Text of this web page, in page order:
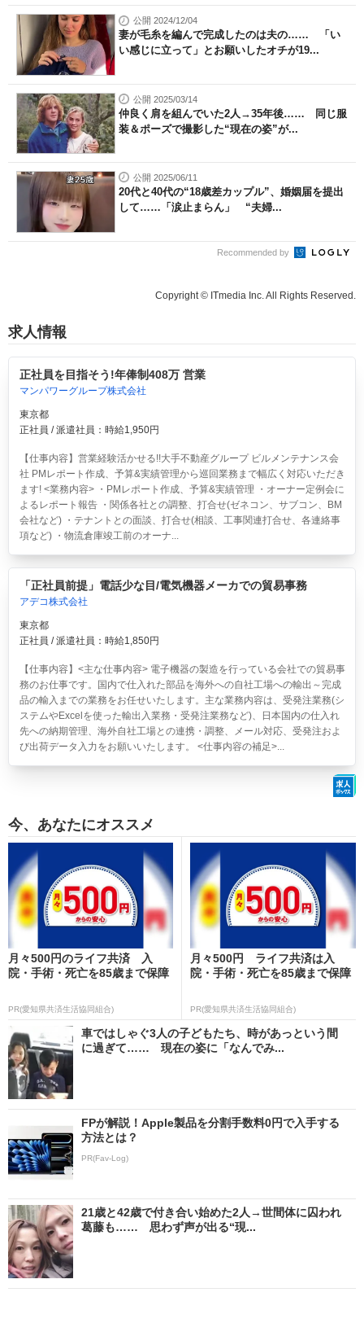
公開 2024/12/04
妻が毛糸を編んで完成したのは夫の…… 「い
い感じに立って」とお願いしたオチが19...
公開 2025/03/14
仲良く肩を組んでいた2人→35年後…… 同じ服
装＆ポーズで撮影した“現在の姿”が...
公開 2025/06/11
20代と40代の“18歳差カップル”、婚姻届を提出
して……「涙止まらん」 “夫婦...
Recommended by
Copyright © ITmedia Inc. All Rights Reserved.
求人情報
正社員を目指そう!年俸制408万 営業
マンパワーグループ株式会社
東京都
正社員 / 派遣社員：時給1,950円
【仕事内容】営業経験活かせる!!大手不動産グループ ビルメンテナンス会
社 PMレポート作成、予算&実績管理から巡回業務まで幅広く対応いただき
ます! <業務内容> ・PMレポート作成、予算&実績管理 ・オーナー定例会に
よるレポート報告 ・関係各社との調整、打合せ(ゼネコン、サブコン、BM
会社など) ・テナントとの面談、打合せ(相談、工事関連打合せ、各連絡事
項など) ・物流倉庫竣工前のオーナ...
「正社員前提」電話少な目/電気機器メーカでの貿易事務
アデコ株式会社
東京都
正社員 / 派遣社員：時給1,850円
【仕事内容】<主な仕事内容> 電子機器の製造を行っている会社での貿易事
務のお仕事です。国内で仕入れた部品を海外への自社工場への輸出～完成
品の輸入までの業務をお任せいたします。主な業務内容は、受発注業務(シ
ステムやExcelを使った輸出入業務・受発注業務など)、日本国内の仕入れ
先への納期管理、海外自社工場との連携・調整、メール対応、受発注およ
び出荷データ入力をお願いいたします。 <仕事内容の補足>...
今、あなたにオススメ
月々500円のライフ共済 入
院・手術・死亡を85歳まで保障
PR(愛知県共済生活協同組合)
月々500円 ライフ共済は入
院・手術・死亡を85歳まで保障
PR(愛知県共済生活協同組合)
車ではしゃぐ3人の子どもたち、時があっという間
に過ぎて…… 現在の姿に「なんでみ...
FPが解説！Apple製品を分割手数料0円で入手する
方法とは？
PR(Fav-Log)
21歳と42歳で付き合い始めた2人→世間体に囚われ
葛藤も…… 思わず声が出る“現...